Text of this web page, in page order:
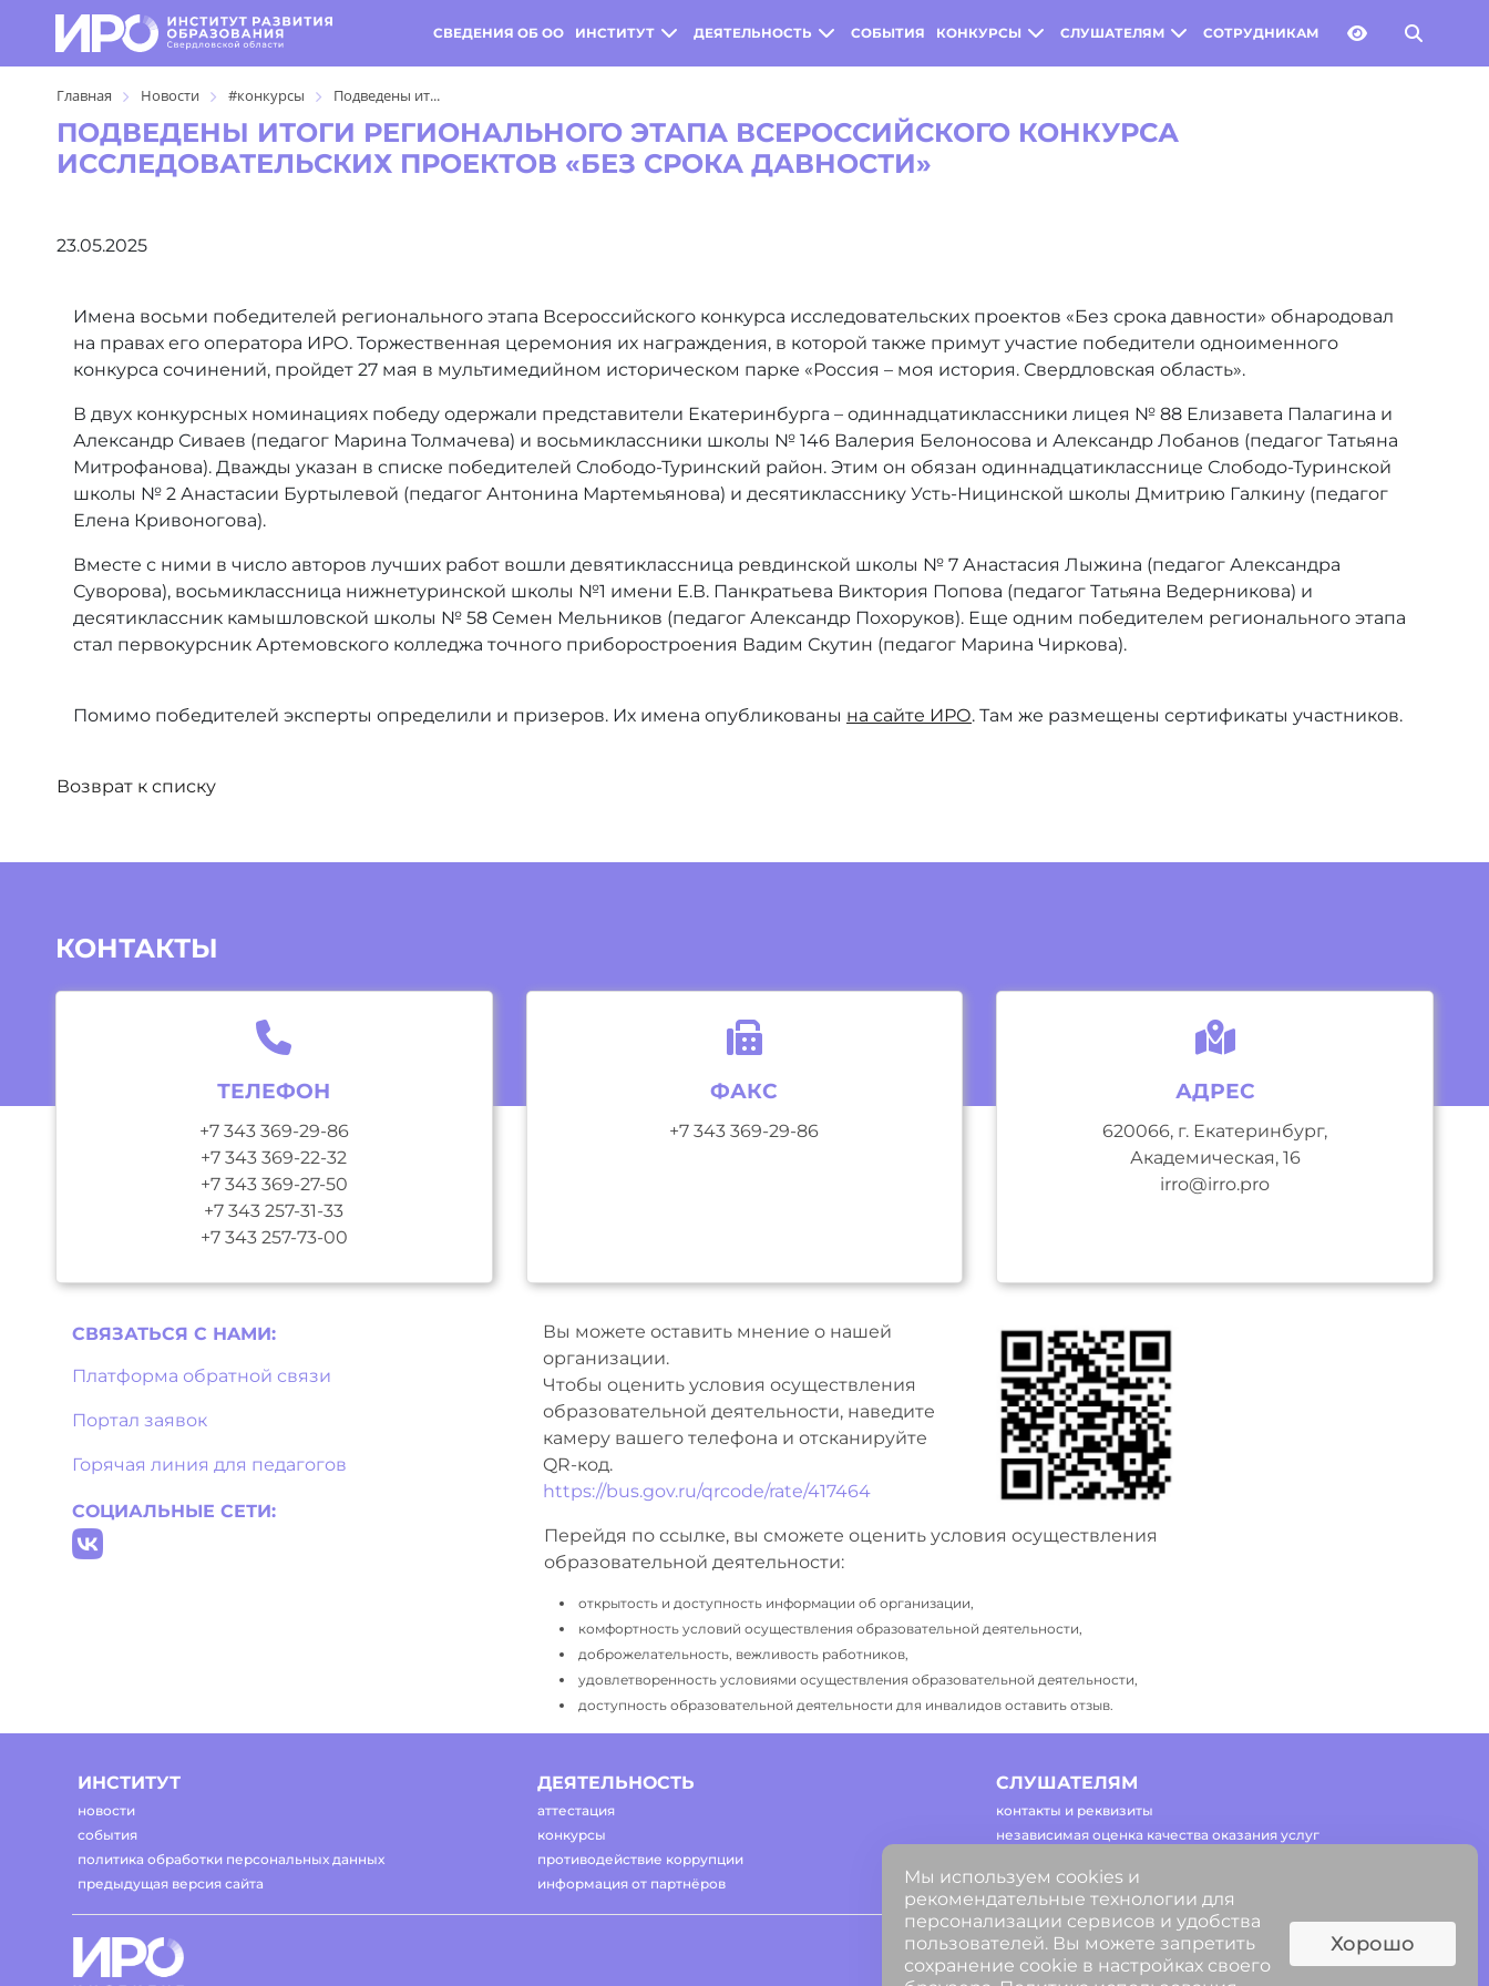
СВЕДЕНИЯ ОБ ОО ИНСТИТУТ ДЕЯТЕЛЬНОСТЬ СОБЫТИЯ КОНКУРСЫ СЛУШАТЕЛЯМ СОТРУДНИКАМ
Главная Новости #конкурсы Подведены ит...
ПОДВЕДЕНЫ ИТОГИ РЕГИОНАЛЬНОГО ЭТАПА ВСЕРОССИЙСКОГО КОНКУРСА
ИССЛЕДОВАТЕЛЬСКИХ ПРОЕКТОВ «БЕЗ СРОКА ДАВНОСТИ»
23.05.2025
Имена восьми победителей регионального этапа Всероссийского конкурса исследовательских проектов «Без срока давности» обнародовал
на правах его оператора ИРО. Торжественная церемония их награждения, в которой также примут участие победители одноименного
конкурса сочинений, пройдет 27 мая в мультимедийном историческом парке «Россия – моя история. Свердловская область».
В двух конкурсных номинациях победу одержали представители Екатеринбурга – одиннадцатиклассники лицея № 88 Елизавета Палагина и
Александр Сиваев (педагог Марина Толмачева) и восьмиклассники школы № 146 Валерия Белоносова и Александр Лобанов (педагог Татьяна
Митрофанова). Дважды указан в списке победителей Слободо-Туринский район. Этим он обязан одиннадцатикласснице Слободо-Туринской
школы № 2 Анастасии Буртылевой (педагог Антонина Мартемьянова) и десятикласснику Усть-Ницинской школы Дмитрию Галкину (педагог
Елена Кривоногова).
Вместе с ними в число авторов лучших работ вошли девятиклассница ревдинской школы № 7 Анастасия Лыжина (педагог Александра
Суворова), восьмиклассница нижнетуринской школы №1 имени Е.В. Панкратьева Виктория Попова (педагог Татьяна Ведерникова) и
десятиклассник камышловской школы № 58 Семен Мельников (педагог Александр Похоруков). Еще одним победителем регионального этапа
стал первокурсник Артемовского колледжа точного приборостроения Вадим Скутин (педагог Марина Чиркова).
Помимо победителей эксперты определили и призеров. Их имена опубликованы на сайте ИРО. Там же размещены сертификаты участников.
Возврат к списку
КОНТАКТЫ
ТЕЛЕФОН
+7 343 369-29-86
+7 343 369-22-32
+7 343 369-27-50
+7 343 257-31-33
+7 343 257-73-00
ФАКС
+7 343 369-29-86
АДРЕС
620066, г. Екатеринбург,
Академическая, 16
irro@irro.pro
СВЯЗАТЬСЯ С НAМИ:
Платформа обратной связи
Портал заявок
Горячая линия для педагогов
СОЦИАЛЬНЫЕ СЕТИ:
Вы можете оставить мнение о нашей
организации.
Чтобы оценить условия осуществления
образовательной деятельности, наведите
камеру вашего телефона и отсканируйте
QR-код.
https://bus.gov.ru/qrcode/rate/417464
Перейдя по ссылке, вы сможете оценить условия осуществления
образовательной деятельности:
открытость и доступность информации об организации,
комфортность условий осуществления образовательной деятельности,
доброжелательность, вежливость работников,
удовлетворенность условиями осуществления образовательной деятельности,
доступность образовательной деятельности для инвалидов оставить отзыв.
ИНСТИТУТ
новости
события
политика обработки персональных данных
предыдущая версия сайта
ДЕЯТЕЛЬНОСТЬ
аттестация
конкурсы
противодействие коррупции
информация от партнёров
СЛУШАТЕЛЯМ
контакты и реквизиты
независимая оценка качества оказания услуг
регламент работы сайта
Мы используем cookies и
рекомендательные технологии для
персонализации сервисов и удобства
пользователей. Вы можете запретить
сохранение cookie в настройках своего
Хорошо